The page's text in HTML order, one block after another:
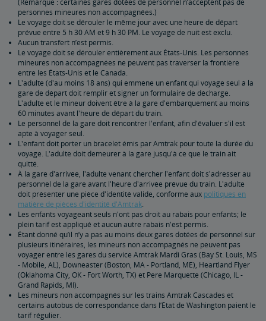
l'assurance voyage
Sécurité et protection
Identification du passager
Sécurité personnelle
Poste frontalier canadien
Sécurité à bord de l’Acela NextGen
Visiteurs internationaux
Programme Trails & Rails
Voitures privées
Bulletins mécaniques pour les voitures privées
(Remarque : certaines gares dotées de personnel n’acceptent pas de
personnes mineures non accompagnées.)
Le voyage doit se dérouler le même jour avec une heure de départ
prévue entre 5 h 30 AM et 9 h 30 PM. Le voyage de nuit est exclu.
Aucun transfert n’est permis.
Le voyage doit se dérouler entièrement aux États-Unis. Les personnes
mineures non accompagnées ne peuvent pas traverser la frontière
entre les États-Unis et le Canada.
L'adulte (d'au moins 18 ans) qui emmène un enfant qui voyage seul à la
gare de départ doit remplir et signer un formulaire de décharge.
L'adulte et le mineur doivent être à la gare d'embarquement au moins
60 minutes avant l'heure de départ du train.
Le personnel de la gare doit rencontrer l'enfant, afin d'évaluer s'il est
apte à voyager seul.
L'enfant doit porter un bracelet émis par Amtrak pour toute la durée du
voyage. L'adulte doit demeurer à la gare jusqu'à ce que le train ait
quitté.
À la gare d'arrivée, l'adulte venant chercher l'enfant doit s'adresser au
personnel de la gare avant l'heure d'arrivée prévue du train. L'adulte
doit présenter une pièce d'identité valide, conforme aux politiques en
matière de pièces d'identité d'Amtrak.
Les enfants voyageant seuls n'ont pas droit au rabais pour enfants; le
plein tarif est appliqué et aucun autre rabais n'est permis.
Étant donné qu’il n’y a pas au moins deux gares dotées de personnel sur
plusieurs itinéraires, les mineurs non accompagnés ne peuvent pas
voyager entre les gares du service Amtrak Mardi Gras (Bay St. Louis, MS
- Mobile, AL), Downeaster (Boston, MA - Portland, ME), Heartland Flyer
(Oklahoma City, OK - Fort Worth, TX) et Pere Marquette (Chicago, IL -
Grand Rapids, MI).
Les mineurs non accompagnés sur les trains Amtrak Cascades et
certains autobus de correspondance dans l’État de Washington paient le
tarif régulier.